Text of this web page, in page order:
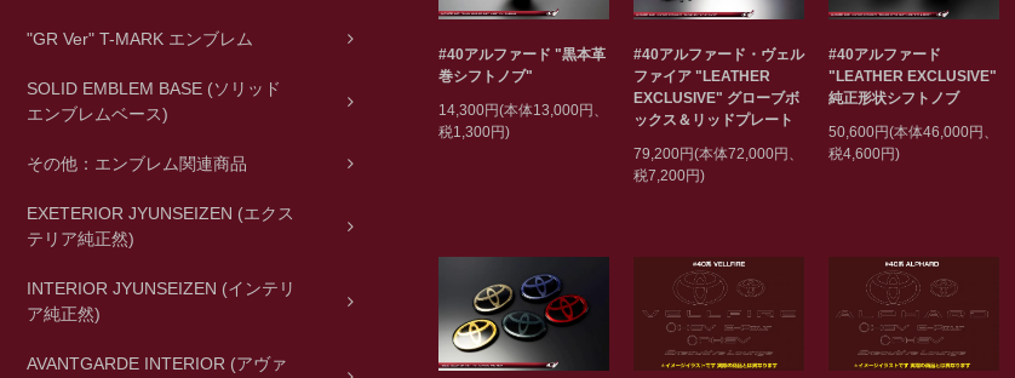
"GR Ver" T-MARK エンブレム
SOLID EMBLEM BASE (ソリッド
エンブレムベース)
その他：エンブレム関連商品
EXETERIOR JYUNSEIZEN (エクス
テリア純正然)
INTERIOR JYUNSEIZEN (インテリ
ア純正然)
AVANTGARDE INTERIOR (アヴァ
#40アルファード "黒本革
巻シフトノブ"
14,300円(本体13,000円、
税1,300円)
#40アルファード・ヴェル
ファイア "LEATHER
EXCLUSIVE" グローブボ
ックス＆リッドプレート
79,200円(本体72,000円、
税7,200円)
#40アルファード
"LEATHER EXCLUSIVE"
純正形状シフトノブ
50,600円(本体46,000円、
税4,600円)